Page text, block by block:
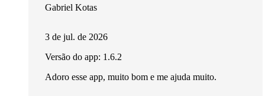
Gabriel Kotas
3 de jul. de 2026
Versão do app: 1.6.2
Adoro esse app, muito bom e me ajuda muito.